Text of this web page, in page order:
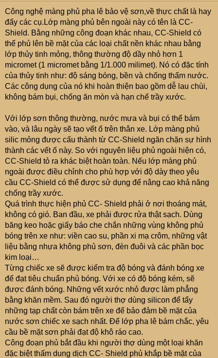
Công nghệ màng phủ pha lê bảo vệ sơn,về thực chất là hay
đấy các cụ.Lớp màng phủ bên ngoài này có tên là CC-
Shield. Bằng những công đoạn khác nhau, CC-Shield có
thể phủ lên bề mặt của các loại chất nền khác nhau bằng
lớp thủy tinh mỏng, thông thường độ dầy nhỏ hơn 1
micromet (1 micromet bằng 1/1.000 milimet). Nó có đặc tính
của thủy tinh như: độ sáng bóng, bền và chống thấm nước.
Các công dụng của nó khi hoàn thiện bao gồm dễ lau chùi,
không bám bụi, chống ăn mòn và hạn chế trầy xước.
Với lớp sơn thông thường, nước mưa và bụi có thể bám
vào, và lâu ngày sẽ tạo vết ố trên thân xe. Lớp màng phủ
silic mỏng được cấu thành từ CC-Shield ngăn chặn sự hình
thành các vết ố này. So với nguyên liệu phủ ngoài hiện có,
CC-Shield tỏ ra khác biệt hoàn toàn. Nếu lớp màng phủ
ngoài được điều chỉnh cho phù hợp với độ dày theo yêu
cầu CC-Shield có thể được sử dụng để nâng cao khả năng
chống trầy xước.
Quá trình thực hiện phủ CC- Shield phải ở nơi thoáng mát,
không có gió. Ban đầu, xe phải được rửa thật sạch. Dùng
băng keo hoặc giấy báo che chắn những vùng không phủ
bóng trên xe như: viền cao su, phần xi mạ crôm, những vật
liệu bằng nhựa không phủ sơn, đèn đuôi và các phần bọc
kim loại…
Từng chiếc xe sẽ được kiểm tra độ bóng và đánh bóng xe
để đạt tiêu chuẩn phủ bóng. Với xe có độ bóng kém, sẽ
được đánh bóng. Những vết xước nhỏ được làm phẳng
bằng khăn mềm. Sau đó người thợ dùng silicon để tẩy
những tạp chất còn bám trên xe để bảo đảm bề mặt của
nước sơn chiếc xe sạch nhất. Để lớp pha lê bám chắc, yêu
cầu bề mặt sơn phải đạt độ khô ráo cao.
Công đoạn phủ bắt đầu khi người thợ dùng một loại khăn
đặc biệt thấm dung dịch CC- Shield phủ khắp bề mặt của